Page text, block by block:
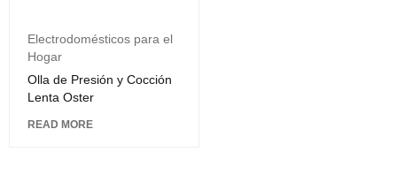
Electrodomésticos para el
Hogar
Olla de Presión y Cocción
Lenta Oster
READ MORE